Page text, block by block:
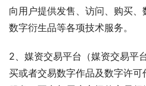
向用户提供发售、访问、购买、
数字衍生品等各项技术服务。
2、媒资交易平台（媒资交易平
买或者交易数字作品及数字许